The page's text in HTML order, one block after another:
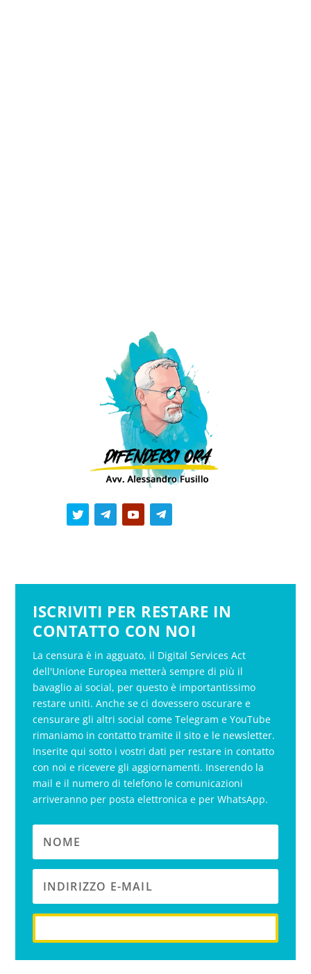
ISCRIVITI PER RESTARE IN
CONTATTO CON NOI
La censura è in agguato, il Digital Services Act
dell'Unione Europea metterà sempre di più il
bavaglio ai social, per questo è importantissimo
restare uniti. Anche se ci dovessero oscurare e
censurare gli altri social come Telegram e YouTube
rimaniamo in contatto tramite il sito e le newsletter.
Inserite qui sotto i vostri dati per restare in contatto
con noi e ricevere gli aggiornamenti. Inserendo la
mail e il numero di telefono le comunicazioni
arriveranno per posta elettronica e per WhatsApp.